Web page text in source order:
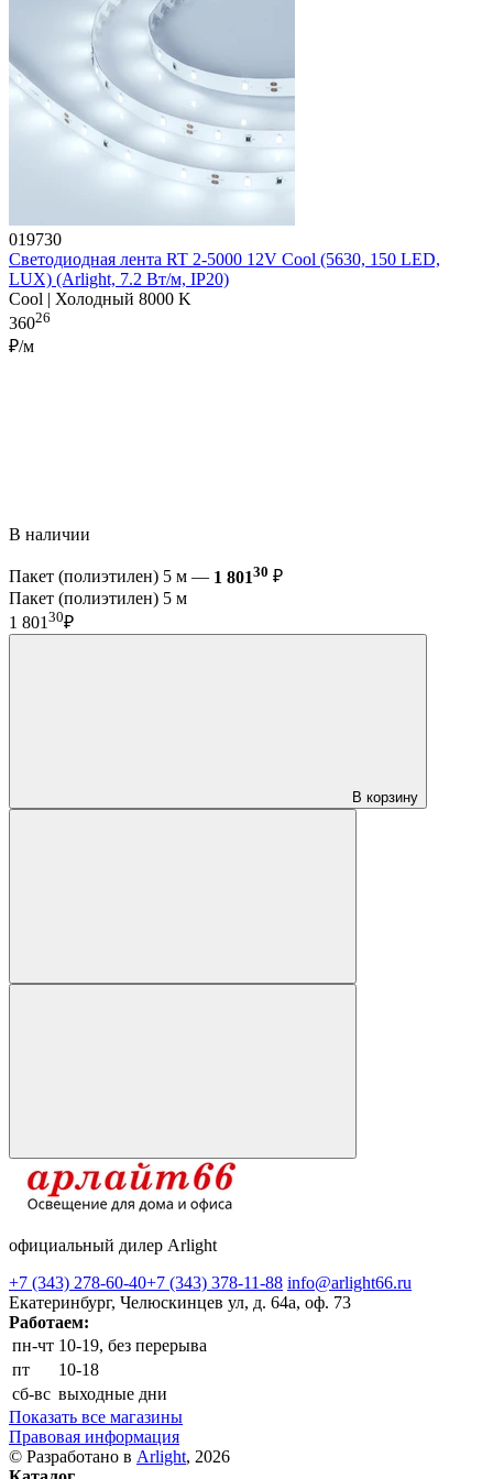
019730
Светодиодная лента RT 2-5000 12V Cool (5630, 150 LED,
LUX) (Arlight, 7.2 Вт/м, IP20)
Cool | Холодный 8000 K
36026
₽/м
В наличии
Пакет (полиэтилен) 5 м — 1 80130 ₽
Пакет (полиэтилен) 5 м
1 801 30₽
В корзину
официальный дилер Arlight
+7 (343) 278-60-40+7 (343) 378-11-88 info@arlight66.ru
Екатеринбург, Челюскинцев ул, д. 64а, оф. 73
Работаем:
пн-чт 10-19, без перерыва
пт
10-18
сб-вс выходные дни
Показать все магазины
Правовая информация
© Разработано в Arlight, 2026